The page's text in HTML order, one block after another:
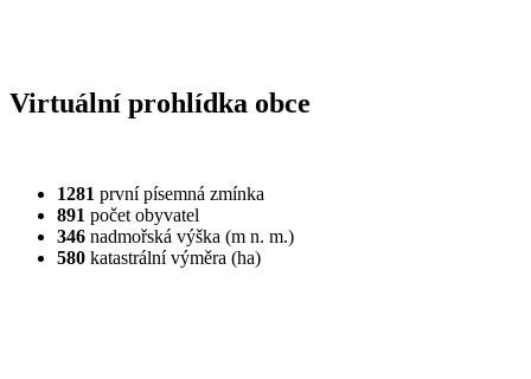
Virtuální prohlídka obce
1281 první písemná zmínka
891 počet obyvatel
346 nadmořská výška (m n. m.)
580 katastrální výměra (ha)